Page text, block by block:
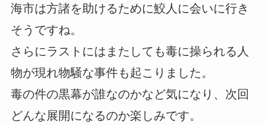
海市は方諸を助けるために鮫人に会いに行き
そうですね。
さらにラストにはまたしても毒に操られる人
物が現れ物騒な事件も起こりました。
毒の件の黒幕が誰なのかなど気になり、次回
どんな展開になるのか楽しみです。